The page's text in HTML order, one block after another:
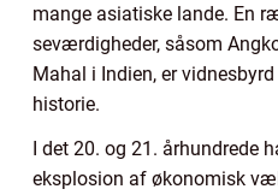
mange asiatiske lande. En
seværdigheder, såsom
Mahal i Indien, er
historie.
I det 20. og 21. århundrede
eksplosion af økonomisk